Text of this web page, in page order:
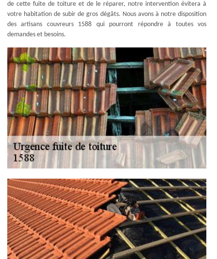
de cette fuite de toiture et de le réparer, notre intervention évitera à
votre habitation de subir de gros dégâts. Nous avons à notre disposition
des artisans couvreurs 1588 qui pourront répondre à toutes vos
demandes et besoins.